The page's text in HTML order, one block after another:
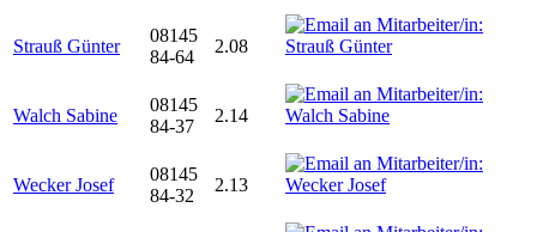
Strauß Günter
08145
84-64
2.08
Walch Sabine
08145
84-37
2.14
Wecker Josef
08145
84-32
2.13